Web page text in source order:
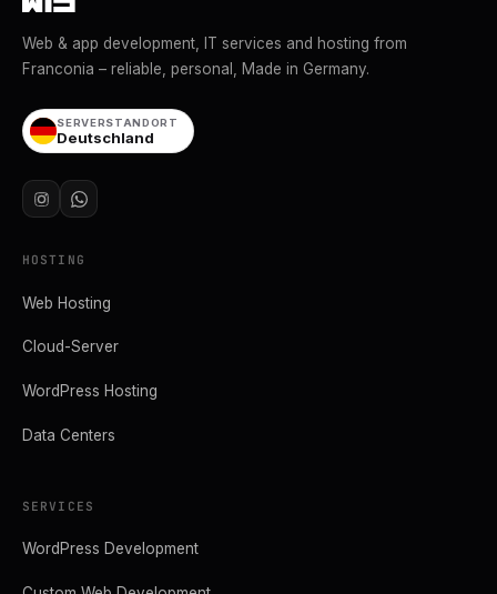
Web & app development, IT services and hosting from
Franconia – reliable, personal, Made in Germany.
SERVERSTANDORT
Deutschland
HOSTING
Web Hosting
Cloud-Server
WordPress Hosting
Data Centers
SERVICES
WordPress Development